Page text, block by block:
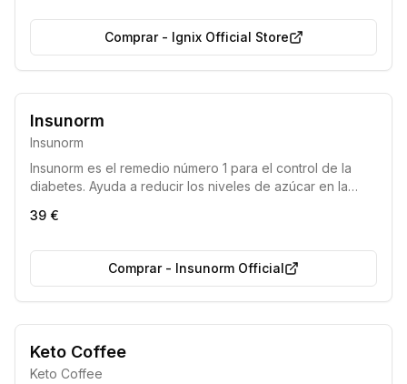
Comprar- Ignix Official Store
Remedio número 1 para la diabetes
Insunorm
Insunorm
Insunorm es el remedio número 1 para el control de la
diabetes. Ayuda a reducir los niveles de azúcar en la
hipoglucemia y fortalece el sistema inmunológico,
39 €
Comprar- Insunorm Official
Certificado por la UE
Keto Coffee
Keto Coffee